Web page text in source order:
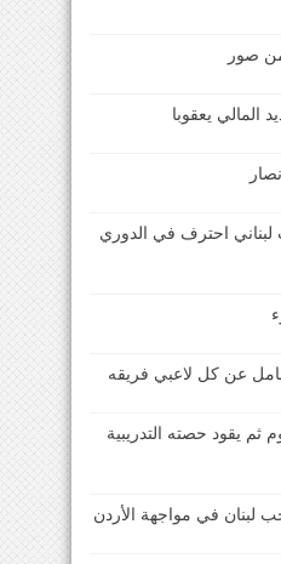
صور
المالي يعقوبا
احترف في الدوري
عن كل لاعبي فريقه
ثم يقود حصته التدريبية
لبنان في مواجهة الأردن